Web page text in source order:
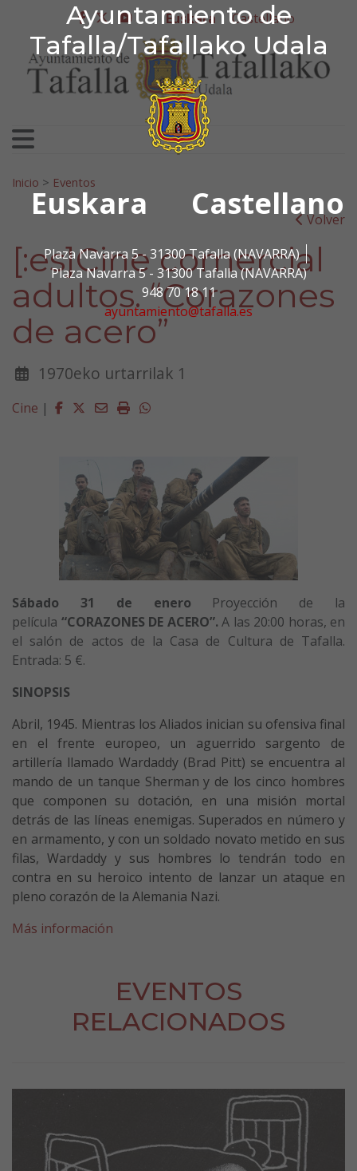
Ayuntamiento de
Tafalla/Tafallako Udala
Euskara Castellano
Plaza Navarra 5 - 31300 Tafalla (NAVARRA)
Plaza Navarra 5 - 31300 Tafalla (NAVARRA)
948 70 18 11
ayuntamiento@tafalla.es
Ir al contenido
Ayuntamiento de
facebook
twitter
youtube
Euskara Castellano
Bilatu:
Inicio > Eventos
Volver
[:es]Cine comercial
adultos. “Corazones
de acero”
1970eko urtarrilak 1
Cine | Facebook
Twitter
EmailImprimirWhatsapp
Sábado 31 de enero Proyección de la
película “CORAZONES DE ACERO”. A las 20:00 horas, en
el salón de actos de la Casa de Cultura de Tafalla.
Entrada: 5 €.
SINOPSIS
Abril, 1945. Mientras los Aliados inician su ofensiva final
en el frente europeo, un aguerrido sargento de
artillería llamado Wardaddy (Brad Pitt) se encuentra al
mando de un tanque Sherman y de los cinco hombres
que componen su dotación, en una misión mortal
detrás de las líneas enemigas. Superados en número y
en armamento, y con un soldado novato metido en sus
filas, Wardaddy y sus hombres lo tendrán todo en
contra en su heroico intento de lanzar un ataque en
pleno corazón de la Alemania Nazi.
Más información
EVENTOS
RELACIONADOS